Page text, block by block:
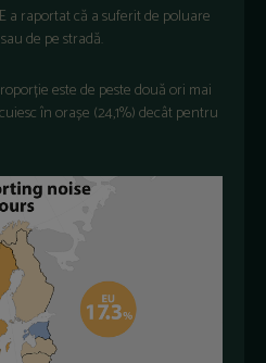
a raportat că a suferit de poluare
de pe stradă.
este de peste două ori mai
în orașe (24,1%) decât pentru